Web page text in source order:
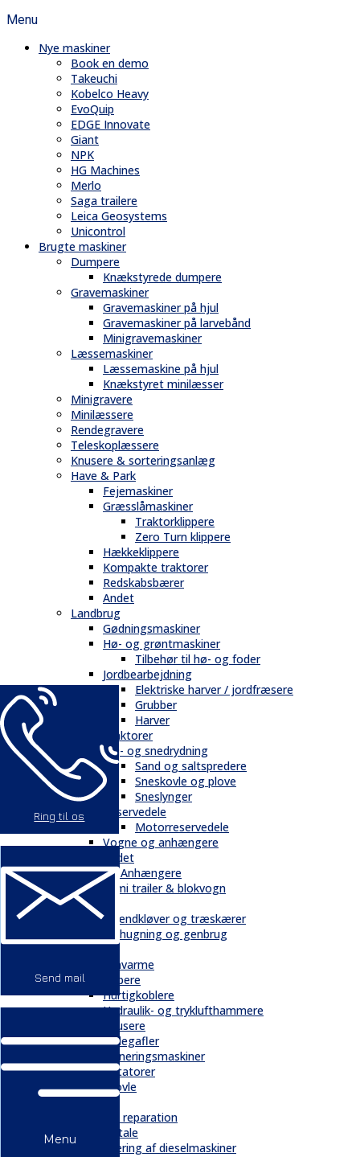
Ring til os
Send mail
Menu
Menu
Nye maskiner
Book en demo
Takeuchi
Kobelco Heavy
EvoQuip
EDGE Innovate
Giant
NPK
HG Machines
Merlo
Saga trailere
Leica Geosystems
Unicontrol
Brugte maskiner
Dumpere
Knækstyrede dumpere
Gravemaskiner
Gravemaskiner på hjul
Gravemaskiner på larvebånd
Minigravemaskiner
Læssemaskiner
Læssemaskine på hjul
Knækstyret minilæsser
Minigravere
Minilæssere
Rendegravere
Teleskoplæssere
Knusere & sorteringsanlæg
Have & Park
Fejemaskiner
Græsslåmaskiner
Traktorklippere
Zero Turn klippere
Hækkeklippere
Kompakte traktorer
Redskabsbærer
Andet
Landbrug
Gødningsmaskiner
Hø- og grøntmaskiner
Tilbehør til hø- og foder
Jordbearbejdning
Elektriske harver / jordfræsere
Grubber
Harver
Traktorer
Vej- og snedrydning
Sand og saltspredere
Sneskovle og plove
Sneslynger
Reservedele
Motorreservedele
Vogne og anhængere
Andet
Trailere / Anhængere
Semi trailer & blokvogn
Skovbrug
Brændkløver og træskærer
Flishugning og genbrug
Tilbehør
Gravarme
Gribere
Hurtigkoblere
Hydraulik- og tryklufthammere
Knusere
Pallegafler
Planeringsmaskiner
Rotatorer
Skovle
Service
Service & reparation
Serviceaftale
Elektrificering af dieselmaskiner